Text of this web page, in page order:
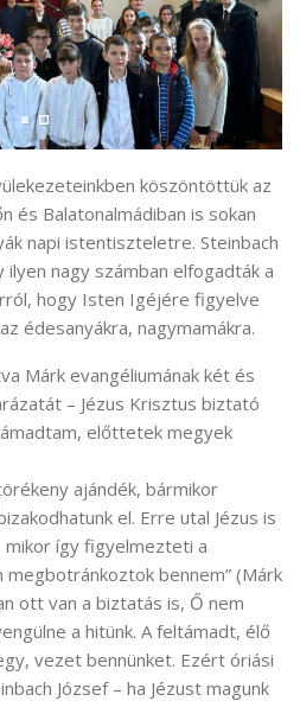
köszöntöttük az
és Balatonalmádiban is sokan
napi istentiszteletre. Steinbach
nagy számban elfogadták a
hogy Isten Igéjére figyelve
édesanyákra, nagymamákra.
Márk evangéliumának két és
– Jézus Krisztus biztató
előttetek megyek
ajándék, bármikor
el. Erre utal Jézus is
így figyelmezteti a
megbotránkoztok bennem” (Márk
ott van a biztatás is, Ő nem
a hitünk. A feltámadt, élő
vezet bennünket. Ezért óriási
József – ha Jézust magunk